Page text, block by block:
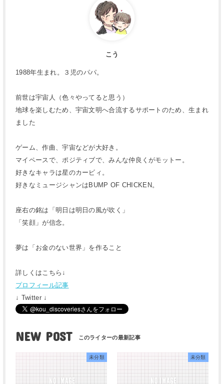
こう
1988年生まれ。３児のパパ。
前世は宇宙人（色々やってると思う）
地球を楽しむため、宇宙文明へ合流するサポートのため、生まれ
ました
ゲーム、作曲、宇宙などが大好き。
マイペースで、ポジティブで、みんな仲良くがモットー。
好きなキャラは星のカービィ。
好きなミュージシャンはBUMP OF CHICKEN。
座右の銘は「明日は明日の風が吹く」
「笑顔」が信念。
夢は「お金のない世界」を作ること
詳しくはこちら↓
プロフィール記事
↓ Twitter ↓
NEW POST
未分類 未分類